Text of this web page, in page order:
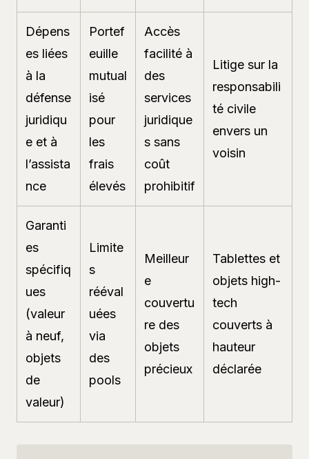
Dépens
es liées
à la
défense
juridiqu
e et à
l’assista
nce
Portef
euille
mutual
isé
pour
les
frais
élevés
Accès
facilité à
des
services
juridique
s sans
coût
prohibitif
Litige sur la
responsabili
té civile
envers un
voisin
Garanti
es
spécifiq
ues
(valeur
à neuf,
objets
de
valeur)
Limite
s
rééval
uées
via
des
pools
Meilleur
e
couvertu
re des
objets
précieux
Tablettes et
objets high-
tech
couverts à
hauteur
déclarée